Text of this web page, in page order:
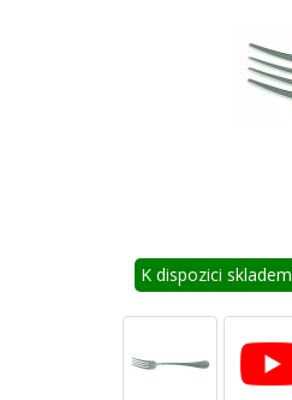
K dispozici skladem